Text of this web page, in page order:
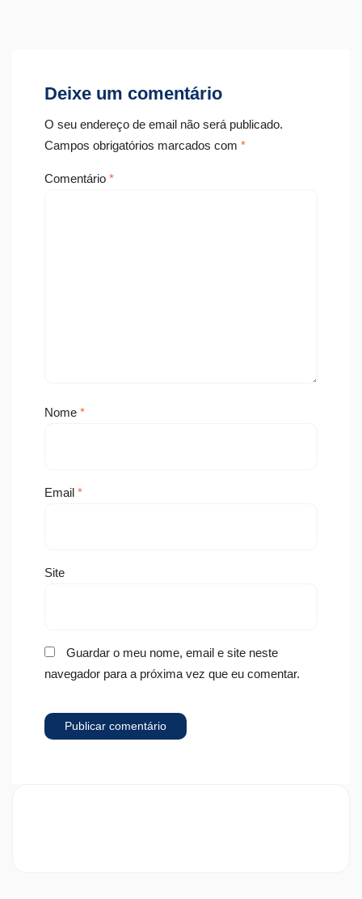
Deixe um comentário
O seu endereço de email não será publicado.
Campos obrigatórios marcados com *
Comentário *
Nome *
Email *
Site
Guardar o meu nome, email e site neste
navegador para a próxima vez que eu comentar.